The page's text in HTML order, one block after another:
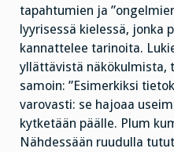
tapahtumien ja
lyyrisessä kielessä, jonka
kannattelee tarinoita.
yllättävistä näkökulmista,
samoin: ”Esimerkiksi
varovasti: se hajoaa
kytketään päälle. Plum
Nähdessään ruudulla